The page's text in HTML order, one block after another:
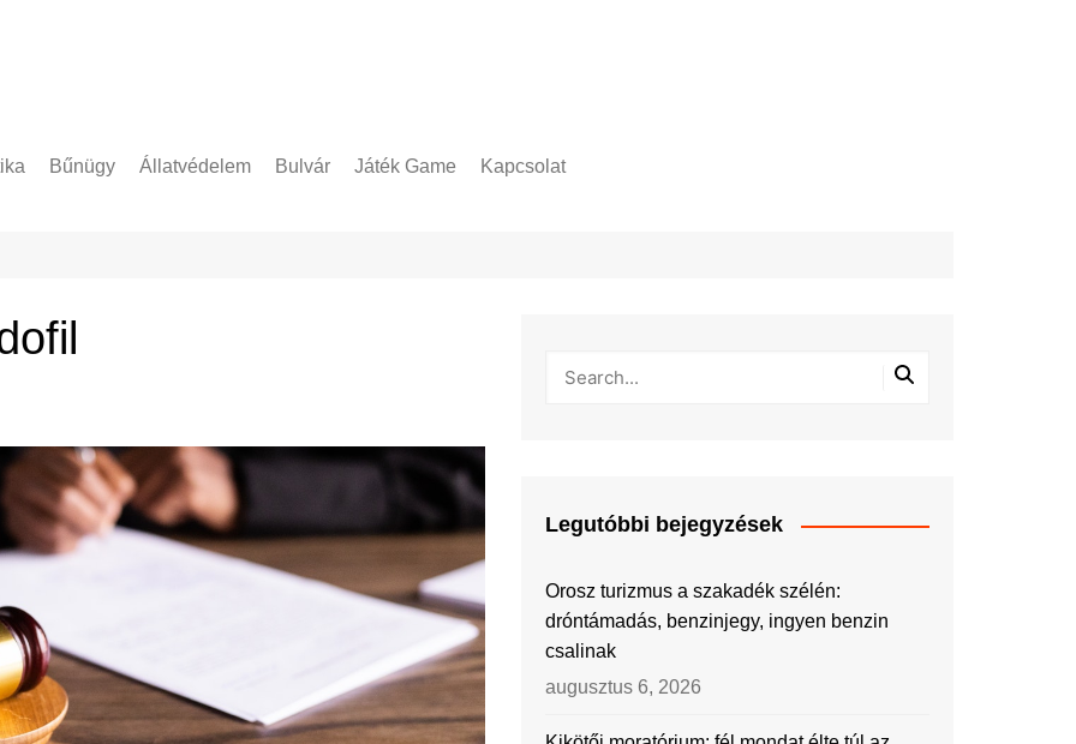
Bűnügy Állatvédelem Bulvár Játék Game Kapcsolat
Legutóbbi bejegyzések
Orosz turizmus a szakadék szélén:
dróntámadás, benzinjegy, ingyen benzin
csalinak
augusztus 6, 2026